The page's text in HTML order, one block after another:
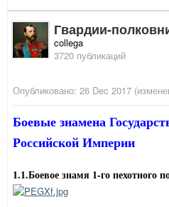
Гвардии-
collega
3720 публикаций
Опубликовано: 26 Dec 2017
Боевые знамена
Российской Империи
1.1.Боевое знамя 1-го пехотного